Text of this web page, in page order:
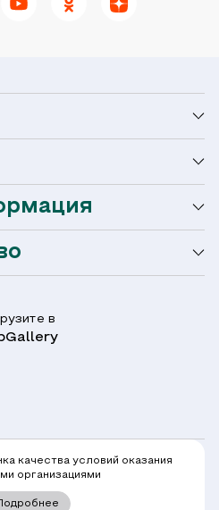
в
качества условий оказания
организациями
Подробнее